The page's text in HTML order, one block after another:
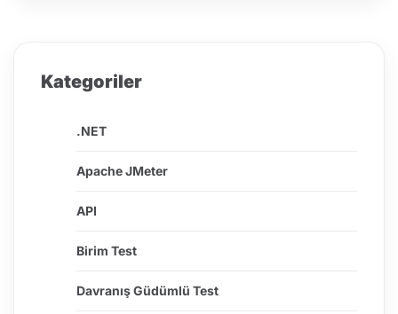
Kategoriler
.NET
Apache JMeter
API
Birim Test
Davranış Güdümlü Test